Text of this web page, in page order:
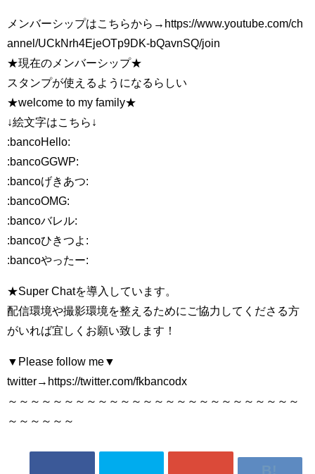
メンバーシップはこちらから→https://www.youtube.com/ch
annel/UCkNrh4EjeOTp9DK-bQavnSQ/join
★現在のメンバーシップ★
スタンプが使えるようになるらしい
★welcome to my family★
↓絵文字はこちら↓
:bancoHello:
:bancoGGWP:
:bancoげきあつ:
:bancoOMG:
:bancoバレル:
:bancoひきつよ:
:bancoやったー:
★Super Chatを導入しています。
配信環境や撮影環境を整えるためにご協力してくださる方
がいれば宜しくお願い致します！
▼Please follow me▼
twitter→https://twitter.com/fkbancodx
～～～～～～～～～～～～～～～～～～～～～～～～～～
～～～～～～